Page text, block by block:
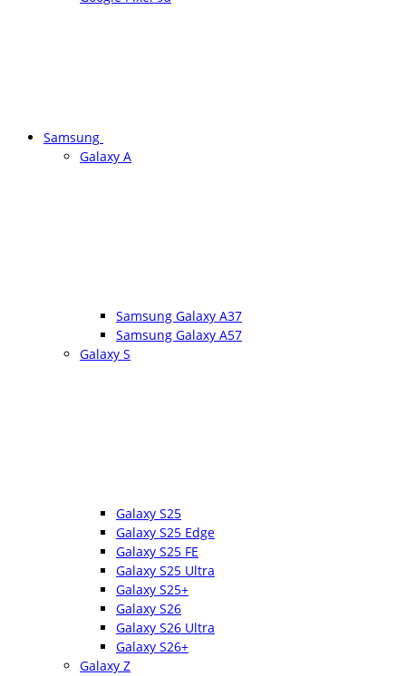
Samsung
Galaxy A
Samsung Galaxy A37
Samsung Galaxy A57
Galaxy S
Galaxy S25
Galaxy S25 Edge
Galaxy S25 FE
Galaxy S25 Ultra
Galaxy S25+
Galaxy S26
Galaxy S26 Ultra
Galaxy S26+
Galaxy Z